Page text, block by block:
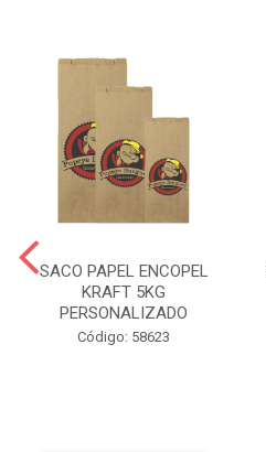
SACO PAPEL ENCOPEL
KRAFT 5KG
PERSONALIZADO
Código: 58623